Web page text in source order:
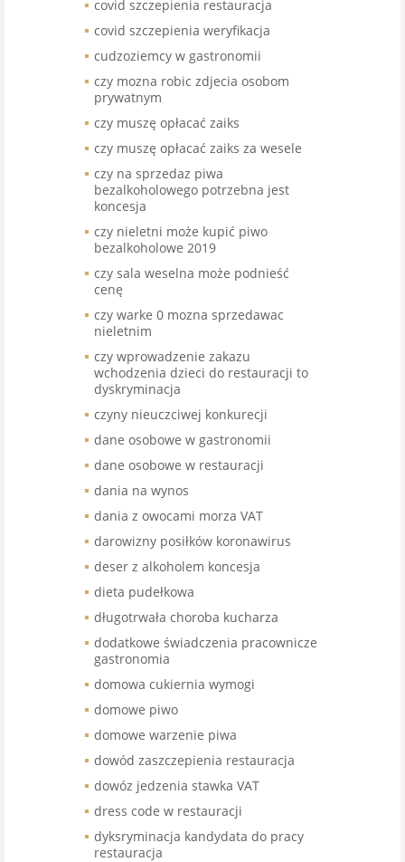
covid szczepienia restauracja
covid szczepienia weryfikacja
cudzoziemcy w gastronomii
czy mozna robic zdjecia osobom
prywatnym
czy muszę opłacać zaiks
czy muszę opłacać zaiks za wesele
czy na sprzedaz piwa
bezalkoholowego potrzebna jest
koncesja
czy nieletni może kupić piwo
bezalkoholowe 2019
czy sala weselna może podnieść
cenę
czy warke 0 mozna sprzedawac
nieletnim
czy wprowadzenie zakazu
wchodzenia dzieci do restauracji to
dyskryminacja
czyny nieuczciwej konkurecji
dane osobowe w gastronomii
dane osobowe w restauracji
dania na wynos
dania z owocami morza VAT
darowizny posiłków koronawirus
deser z alkoholem koncesja
dieta pudełkowa
długotrwała choroba kucharza
dodatkowe świadczenia pracownicze
gastronomia
domowa cukiernia wymogi
domowe piwo
domowe warzenie piwa
dowód zaszczepienia restauracja
dowóz jedzenia stawka VAT
dress code w restauracji
dyksryminacja kandydata do pracy
restauracja